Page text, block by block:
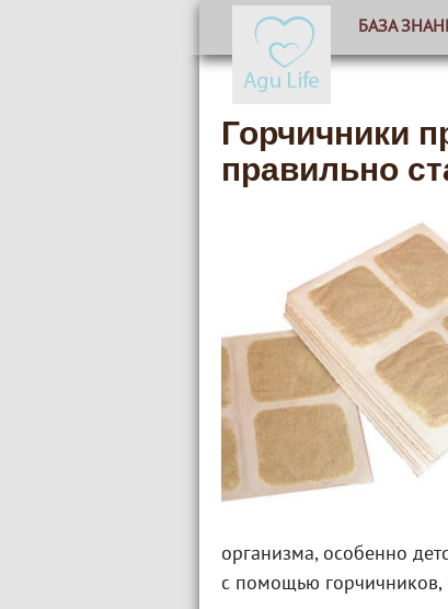
БАЗА
Горчичники
правильно
организма, особенно
с помощью горчичников,